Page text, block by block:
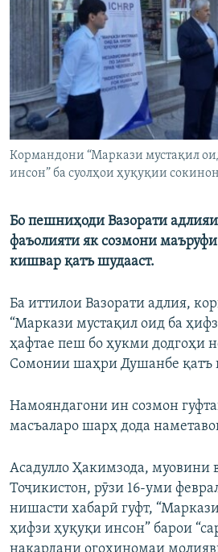
ГУЗОРИШҲОИ РАДИОӢ
Русский
ПАЙГИРӢ КУНЕД
Ҳамаи сомонаҳои RFE/RL
Кормандони “Маркази мустақил
инсон” ба суолҳои ҳуқуқии
Бо пешниҳоди Вазорати
фаъолияти як созмони
кишвар қатъ шудааст.
Ба иттилои Вазорати адлия,
“Маркази мустақил оид ба
ҳафтае пеш бо ҳукми додгоҳи
Сомонии шаҳри Душанбе қатъ
Намояндагони ин созмон
масъаларо шарҳ дода
Асадулло Ҳакимзода, муовини
Тоҷикистон, рӯзи 16-уми
нишасти хабарӣ гуфт,
ҳифзи ҳуқуқи инсон” барои